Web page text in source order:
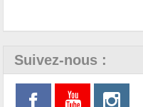
Suivez-nous :